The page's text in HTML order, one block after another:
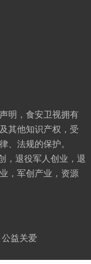
明，食安卫视拥有
其他知识产权，受
、法规的保护。
，退役军人创业，退
，军创产业，资源
公益关爱